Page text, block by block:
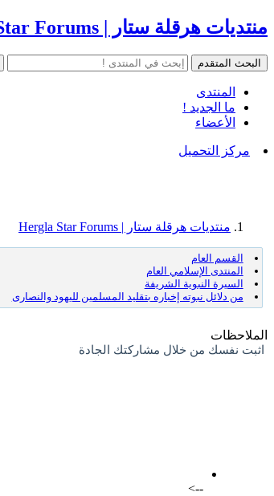
منتديات هرقلة ستار | Hergla Star Forums
المنتدى
ما الجديد !
الأعضاء
مركز التحميل
منتديات هرقلة ستار | Hergla Star Forums
القسم العام
المنتدى الإسلامي العام
السيرة النبوية الشريفة
من دلائل نبوته إخباره بتقليد المسلمين لليهود والنصارى
الملاحظات
اثبت نفسك من خلال مشاركتك الجادة
-->